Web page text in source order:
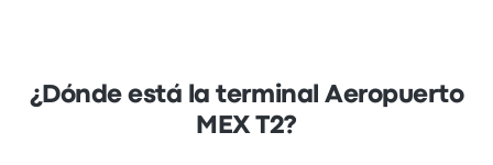
15620 Ciudad de México, CDMX, Mexico.
Revisa la ubicación de esta parada de
autobús de Ciudad de Mexico en un mapa.
¿Dónde está la terminal Aeropuerto
MEX T2?